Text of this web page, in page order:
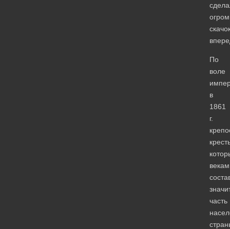
По
воле
в
1861
г.
часть